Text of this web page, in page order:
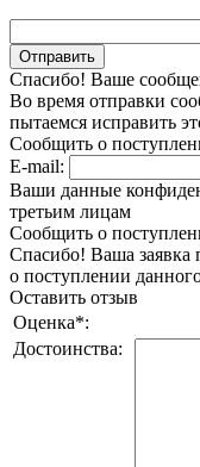
Спасибо! Ваше
Во время отправки
пытаемся исправить
Сообщить о
E-mail:
Ваши данные
третьим лицам
Сообщить о
Спасибо! Ваша заявка
о поступлении
Оставить отзыв
Оценка*:
Достоинства: